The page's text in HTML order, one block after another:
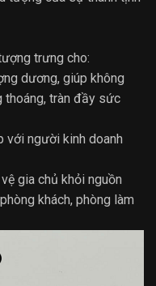
trưng cho:
dương, giúp không
thoáng, tràn đầy sức
với người kinh doanh
gia chủ khỏi nguồn
khách, phòng làm